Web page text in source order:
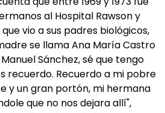
al Hospital Rawson y
vio a sus padres biológicos,
se llama Ana María Castro
Sánchez, sé que tengo
recuerdo. Recuerdo a mi pobre
y un gran portón, mi hermana
que no nos dejara allí",